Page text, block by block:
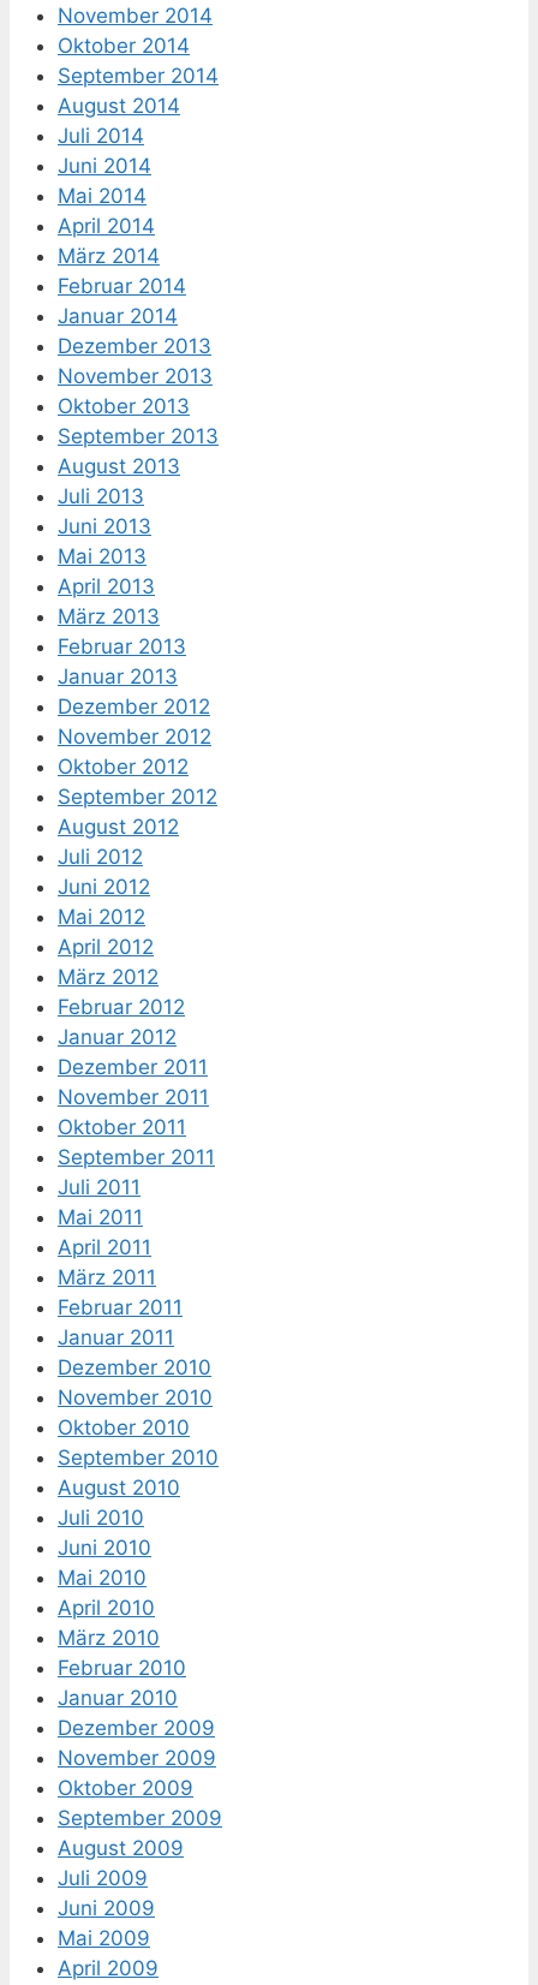
November 2014
Oktober 2014
September 2014
August 2014
Juli 2014
Juni 2014
Mai 2014
April 2014
März 2014
Februar 2014
Januar 2014
Dezember 2013
November 2013
Oktober 2013
September 2013
August 2013
Juli 2013
Juni 2013
Mai 2013
April 2013
März 2013
Februar 2013
Januar 2013
Dezember 2012
November 2012
Oktober 2012
September 2012
August 2012
Juli 2012
Juni 2012
Mai 2012
April 2012
März 2012
Februar 2012
Januar 2012
Dezember 2011
November 2011
Oktober 2011
September 2011
Juli 2011
Mai 2011
April 2011
März 2011
Februar 2011
Januar 2011
Dezember 2010
November 2010
Oktober 2010
September 2010
August 2010
Juli 2010
Juni 2010
Mai 2010
April 2010
März 2010
Februar 2010
Januar 2010
Dezember 2009
November 2009
Oktober 2009
September 2009
August 2009
Juli 2009
Juni 2009
Mai 2009
April 2009